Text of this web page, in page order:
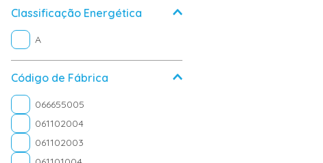
Classificação Energética
A
Código de Fábrica
066655005
061102004
061102003